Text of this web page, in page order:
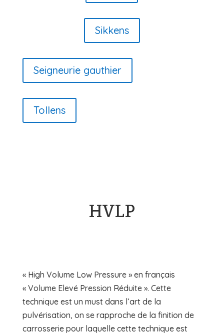
Sikkens
Seigneurie gauthier
Tollens
HVLP
« High Volume Low Pressure » en français
« Volume Elevé Pression Réduite ». Cette
technique est un must dans l’art de la
pulvérisation, on se rapproche de la finition de
carrosserie pour laquelle cette technique est